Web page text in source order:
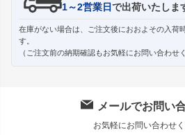
1～2営業日で出荷いたしま
在庫がない場合は、ご注文後におおよその入荷
す。
（ご注文前の納期確認もお気軽にお問い合わせ
メールでお問い
お気軽にお問い合わせく